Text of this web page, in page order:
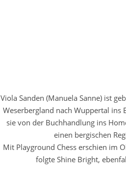
Viola Sanden (Manuela Sanne) ist
Weserbergland nach Wuppertal ins
sie von der Buchhandlung ins
einen bergischen
Mit Playground Chess erschien im
folgte Shine Bright,